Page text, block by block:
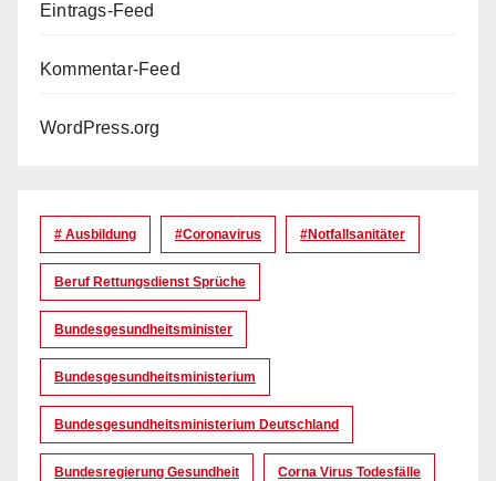
Eintrags-Feed
Kommentar-Feed
WordPress.org
# Ausbildung #coronavirus #Notfallsanitäter
Beruf Rettungsdienst Sprüche
Bundesgesundheitsminister
Bundesgesundheitsministerium
Bundesgesundheitsministerium Deutschland
Bundesregierung Gesundheit Corna Virus Todesfälle